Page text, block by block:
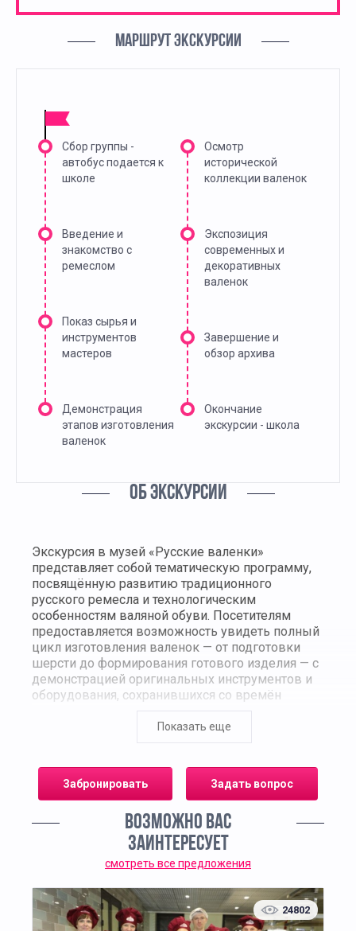
МАРШРУТ ЭКСКУРСИИ
Сбор группы -
автобус подается к
школе
Введение и
знакомство с
ремеслом
Показ сырья и
инструментов
мастеров
Демонстрация
этапов изготовления
валенок
Осмотр
исторической
коллекции валенок
Экспозиция
современных и
декоративных
валенок
Завершение и
обзор архива
Окончание
экскурсии - школа
ОБ ЭКСКУРСИИ
Экскурсия в музей «Русские валенки»
представляет собой тематическую программу,
посвящённую развитию традиционного
русского ремесла и технологическим
особенностям валяной обуви. Посетителям
предоставляется возможность увидеть полный
цикл изготовления валенок — от подготовки
шерсти до формирования готового изделия — с
демонстрацией оригинальных инструментов и
оборудования, сохранившихся со времён
в различных регионах России и отражающих
локальные особенности дизайна, орнамента и
как бытовые изделия XIX–XX веков, так и
декоративные варианты, созданные для
выставочных и церемониальных проектов.
Дополнительные разделы посвящены
применению войлока в народном быту, зимней
экипировке и ремесленным традициям
российских крестьянских хозяйств.
Показать еще
Забронировать Задать вопрос
ВОЗМОЖНО ВАС
ЗАИНТЕРЕСУЕТ
смотреть все предложения
24802